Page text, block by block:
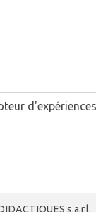
s.a.r.l.